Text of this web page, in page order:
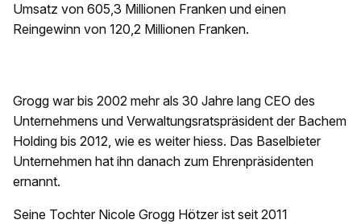
Umsatz von 605,3 Millionen Franken und einen
Reingewinn von 120,2 Millionen Franken.
Grogg war bis 2002 mehr als 30 Jahre lang CEO des
Unternehmens und Verwaltungsratspräsident der Bachem
Holding bis 2012, wie es weiter hiess. Das Baselbieter
Unternehmen hat ihn danach zum Ehrenpräsidenten
ernannt.
Seine Tochter Nicole Grogg Hötzer ist seit 2011